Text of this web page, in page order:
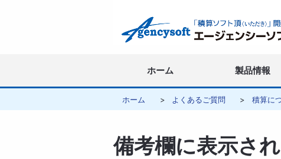
ホーム 製品情報
ホーム よくあるご質問 積算に
備考欄に表示さ